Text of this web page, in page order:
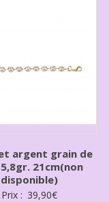
argent grain de
21cm(non
disponible)
Prix : 39,90€